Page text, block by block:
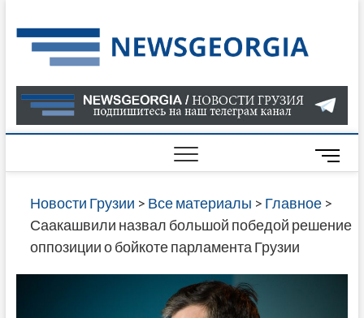
to
content
О
В
ГРУЗИИ
САЙТЕ
M
e
n
u
Новости Грузии > Все материалы > Главное>
Саакашвили назвал большой победой решение
оппозиции о бойкоте парламента Грузии